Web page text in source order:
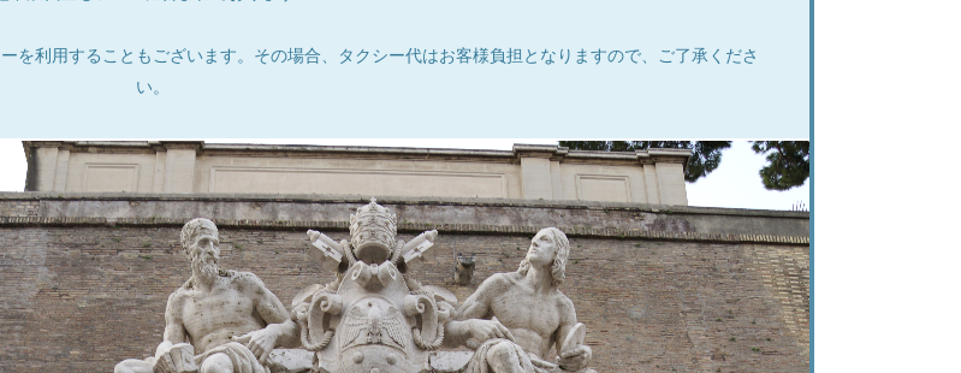
利用することもございます。その場合、タクシー代はお客様負担となりますので、ご了承くださ
い。